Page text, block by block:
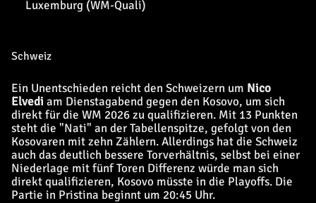
Luxemburg (WM-Quali)
Schweiz
Ein Unentschieden reicht den Schweizern um Nico
Elvedi am Dienstagabend gegen den Kosovo, um sich
direkt für die WM 2026 zu qualifizieren. Mit 13 Punkten
steht die "Nati" an der Tabellenspitze, gefolgt von den
Kosovaren mit zehn Zählern. Allerdings hat die Schweiz
auch das deutlich bessere Torverhältnis, selbst bei einer
Niederlage mit fünf Toren Differenz würde man sich
direkt qualifizieren, Kosovo müsste in die Playoffs. Die
Partie in Pristina beginnt um 20:45 Uhr.